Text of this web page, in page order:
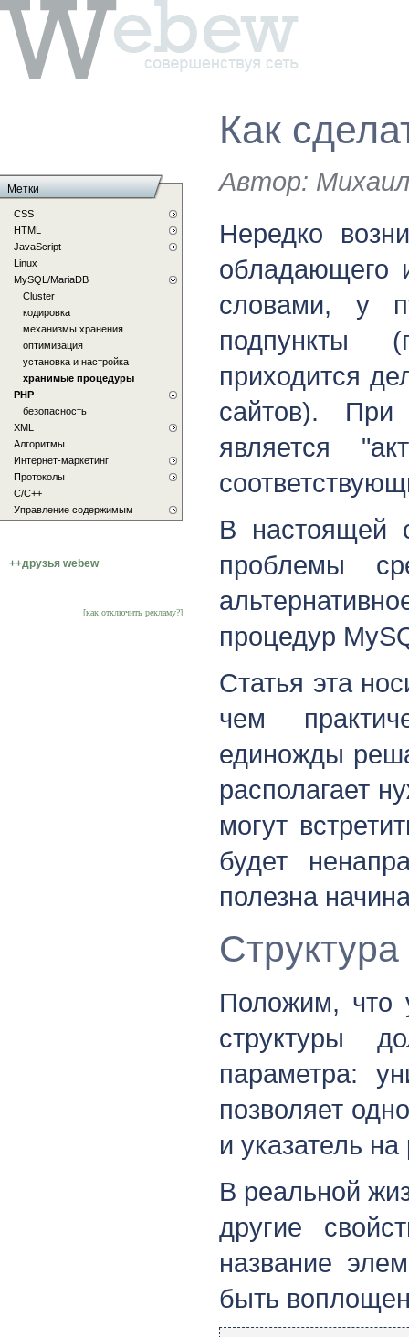
Как
Автор:
Нередко
обладающего
словами, у
подпункты
приходится
сайтов).
является
В настоящей
проблемы
процедур
Статья эта
чем
единожды
располагает
могут
будет
полезна
Положим, что
структуры
параметра:
позволяет
и указатель
В реальной
другие
название
быть
Метки
CSS
HTML
JavaScript
Linux
MySQL/MariaDB
Cluster
кодировка
механизмы хранения
оптимизация
установка и настройка
хранимые процедуры
PHP
безопасность
XML
Алгоритмы
Интернет-маркетинг
Протоколы
С/C++
Управление содержимым
++друзья webew
[как отключить рекламу?]